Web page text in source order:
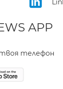
APP
телефон